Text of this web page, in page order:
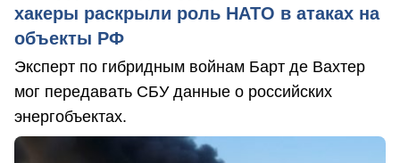
хакеры раскрыли роль НАТО в атаках на
объекты РФ
Эксперт по гибридным войнам Барт де Вахтер
мог передавать СБУ данные о российских
энергобъектах.